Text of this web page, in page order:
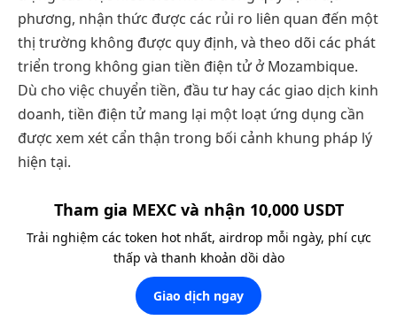
phương, nhận thức được các rủi ro liên quan đến một
thị trường không được quy định, và theo dõi các phát
triển trong không gian tiền điện tử ở Mozambique.
Dù cho việc chuyển tiền, đầu tư hay các giao dịch kinh
doanh, tiền điện tử mang lại một loạt ứng dụng cần
được xem xét cẩn thận trong bối cảnh khung pháp lý
hiện tại.
Tham gia MEXC và nhận 10,000 USDT
Trải nghiệm các token hot nhất, airdrop mỗi ngày, phí cực
thấp và thanh khoản dồi dào
Giao dịch ngay